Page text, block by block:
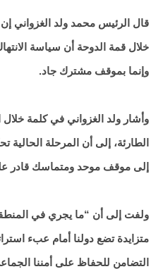
قال الرئيس محمد ولد الغزواني
خلال قمة الدوحة أن سياسة
وإنما بموقف مشترك جاد.
وأشار ولد الغزواني في كلمة خلال
الطارئة، إلى أن المرحلة الحالية
إلى موقف موحد ومتماسك قادر
ولفت إلى أن “ما يجري في
متزايدة تضع دولنا أمام عبء
التضامن للحفاظ على أمننا